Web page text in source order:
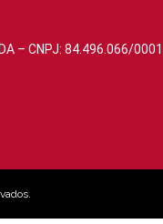
– CNPJ: 84.496.066/